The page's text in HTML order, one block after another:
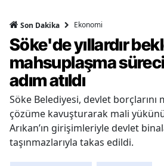
Son Dakika Ekonomi
Söke'de yıllardır
mahsuplaşma
adım atıldı
Söke Belediyesi, devlet
çözüme kavuşturarak mali
Arıkan’ın girişimleriyle devlet
taşınmazlarıyla takas edildi.